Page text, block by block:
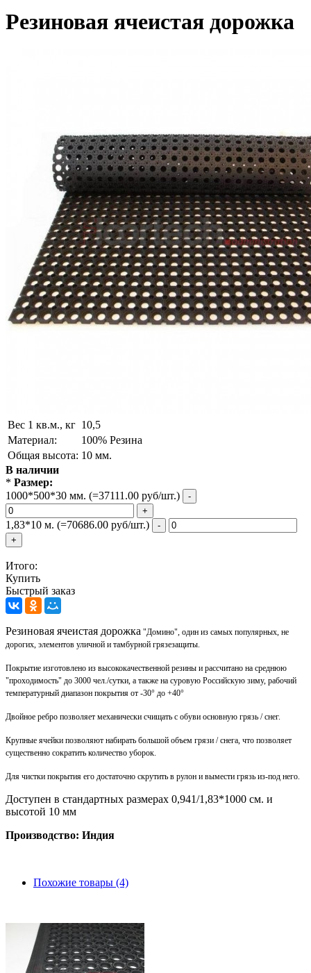
Резиновая ячеистая дорожка
Вес 1 кв.м., кг 10,5
Материал:
100% Резина
Общая высота: 10 мм.
В наличии
* Размер:
1000*500*30 мм. (=37111.00 руб/шт.)
-
+
1,83*10 м. (=70686.00 руб/шт.)
-
+
Итого:
Купить
Быстрый заказ
Резиновая ячеистая дорожка "Домино", один из самых популярных, не
дорогих, элементов уличной и тамбурной грязезащиты.
Покрытие изготовлено из высококачественной резины и рассчитано на среднюю
"проходимость" до 3000 чел./сутки, а также на суровую Российскую зиму, рабочий
температурный диапазон покрытия от -30° до +40°
Двойное ребро позволяет механически счищать с обуви основную грязь / снег.
Крупные ячейки позволяют набирать большой объем грязи / снега, что позволяет
существенно сократить количество уборок.
Для чистки покрытия его достаточно скрутить в рулон и вымести грязь из-под него.
Доступен в стандартных размерах 0,941/1,83*1000 см. и
высотой 10 мм
Производство: Индия
Похожие товары (4)